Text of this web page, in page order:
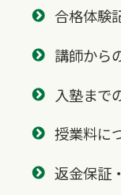
合格体験
講師から
入塾まで
授業料に
返金保証